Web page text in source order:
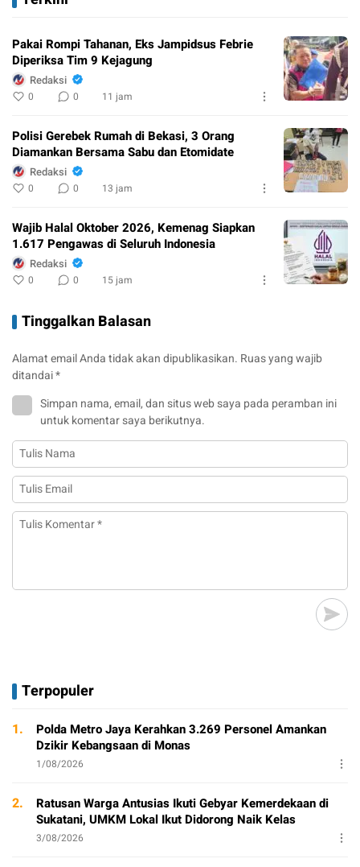
Pakai Rompi Tahanan, Eks Jampidsus Febrie
Diperiksa Tim 9 Kejagung
Redaksi
0 0 11 jam
Polisi Gerebek Rumah di Bekasi, 3 Orang
Diamankan Bersama Sabu dan Etomidate
Redaksi
0 0 13 jam
Wajib Halal Oktober 2026, Kemenag Siapkan
1.617 Pengawas di Seluruh Indonesia
Redaksi
0 0 15 jam
Tinggalkan Balasan
Alamat email Anda tidak akan dipublikasikan. Ruas yang wajib
ditandai*
Simpan nama, email, dan situs web saya pada peramban ini
untuk komentar saya berikutnya.
Terpopuler
1.
Polda Metro Jaya Kerahkan 3.269 Personel Amankan
Dzikir Kebangsaan di Monas
1/08/2026
2.
Ratusan Warga Antusias Ikuti Gebyar Kemerdekaan di
Sukatani, UMKM Lokal Ikut Didorong Naik Kelas
3/08/2026